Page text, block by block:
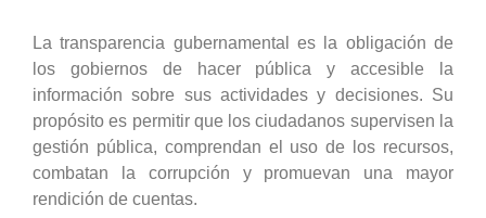
La transparencia gubernamental es la obligación de
los gobiernos de hacer pública y accesible la
información sobre sus actividades y decisiones. Su
propósito es permitir que los ciudadanos supervisen la
gestión pública, comprendan el uso de los recursos,
combatan la corrupción y promuevan una mayor
rendición de cuentas.